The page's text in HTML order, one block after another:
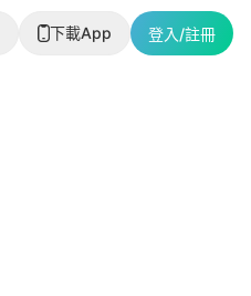
下載App 登入/註冊